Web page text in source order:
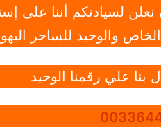
نعلن لسيادتكم أننا على
والوحيد للساحر
بنا علي رقمنا الوحيد